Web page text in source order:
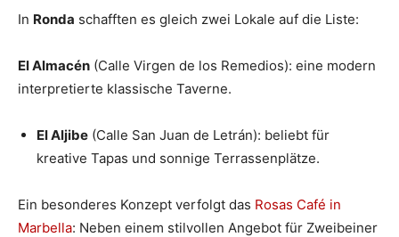
In Ronda schafften es gleich zwei Lokale auf die Liste:
El Almacén (Calle Virgen de los Remedios): eine modern
interpretierte klassische Taverne.
El Aljibe (Calle San Juan de Letrán): beliebt für
kreative Tapas und sonnige Terrassenplätze.
Ein besonderes Konzept verfolgt das Rosas Café in
Marbella: Neben einem stilvollen Angebot für Zweibeiner